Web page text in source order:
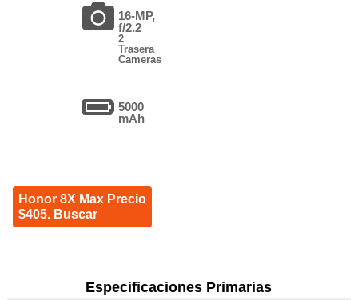
16-MP,
f/2.2
2
Trasera
Cameras
5000
mAh
Honor 8X Max Precio
$405. Buscar
Especificaciones Primarias